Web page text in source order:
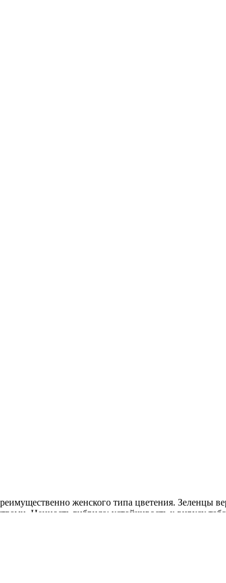
женского типа цветения. Зеленцы
Ценность гибрида: устойчивость к вирусу